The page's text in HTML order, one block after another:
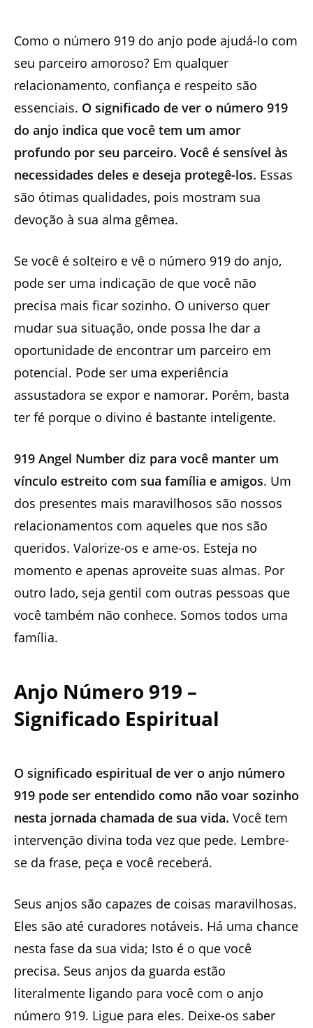
Como o número 919 do anjo pode ajudá-lo com
seu parceiro amoroso? Em qualquer
relacionamento, confiança e respeito são
essenciais. O significado de ver o número 919
do anjo indica que você tem um amor
profundo por seu parceiro. Você é sensível às
necessidades deles e deseja protegê-los. Essas
são ótimas qualidades, pois mostram sua
devoção à sua alma gêmea.
Se você é solteiro e vê o número 919 do anjo,
pode ser uma indicação de que você não
precisa mais ficar sozinho. O universo quer
mudar sua situação, onde possa lhe dar a
oportunidade de encontrar um parceiro em
potencial. Pode ser uma experiência
assustadora se expor e namorar. Porém, basta
ter fé porque o divino é bastante inteligente.
919 Angel Number diz para você manter um
vínculo estreito com sua família e amigos. Um
dos presentes mais maravilhosos são nossos
relacionamentos com aqueles que nos são
queridos. Valorize-os e ame-os. Esteja no
momento e apenas aproveite suas almas. Por
outro lado, seja gentil com outras pessoas que
você também não conhece. Somos todos uma
família.
Anjo Número 919 –
Significado Espiritual
O significado espiritual de ver o anjo número
919 pode ser entendido como não voar sozinho
nesta jornada chamada de sua vida. Você tem
intervenção divina toda vez que pede. Lembre-
se da frase, peça e você receberá.
Seus anjos são capazes de coisas maravilhosas.
Eles são até curadores notáveis. Há uma chance
nesta fase da sua vida; Isto é o que você
precisa. Seus anjos da guarda estão
literalmente ligando para você com o anjo
número 919. Ligue para eles. Deixe-os saber